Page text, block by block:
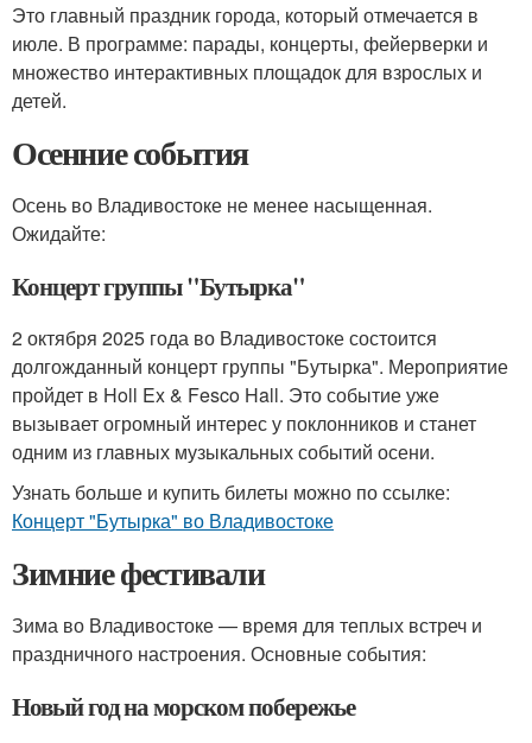
Это главный праздник города, который отмечается в
июле. В программе: парады, концерты, фейерверки и
множество интерактивных площадок для взрослых и
детей.
Осенние события
Осень во Владивостоке не менее насыщенная.
Ожидайте:
Концерт группы "Бутырка"
2 октября 2025 года во Владивостоке состоится
долгожданный концерт группы "Бутырка". Мероприятие
пройдет в Holl Ex & Fesco Hall. Это событие уже
вызывает огромный интерес у поклонников и станет
одним из главных музыкальных событий осени.
Узнать больше и купить билеты можно по ссылке:
Концерт "Бутырка" во Владивостоке
Зимние фестивали
Зима во Владивостоке — время для теплых встреч и
праздничного настроения. Основные события:
Новый год на морском побережье